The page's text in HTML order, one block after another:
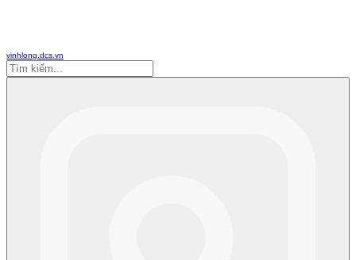
vinhlong.dcs.vn